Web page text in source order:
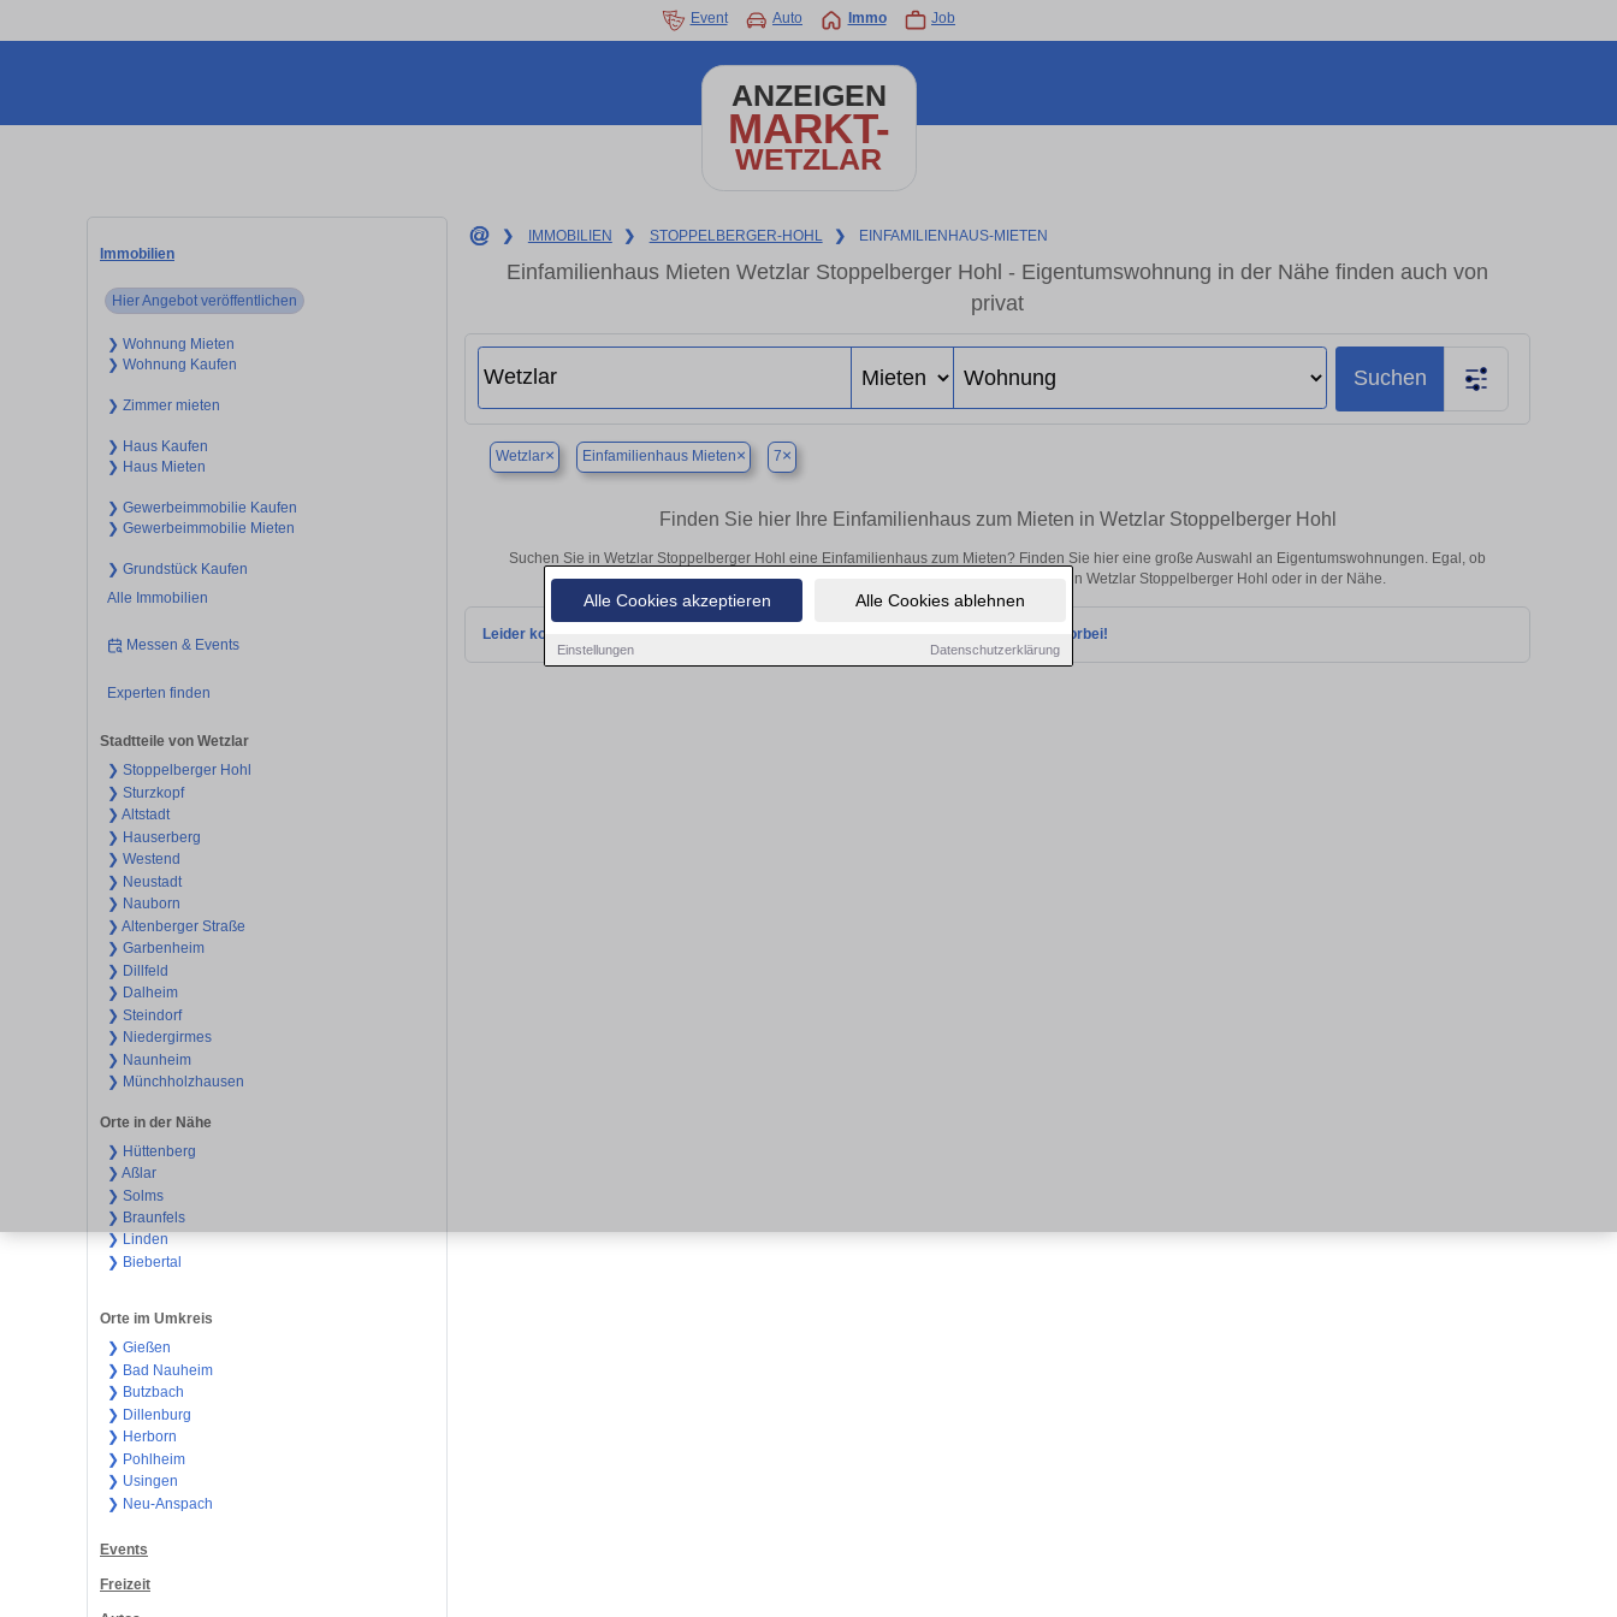
Alle Cookies akzeptieren Alle Cookies ablehnen
Einstellungen Datenschutzerklärung
Event Auto Immo Job
ANZEIGEN
MARKT-
WETZLAR
Immobilien
Hier Angebot veröffentlichen
❯ Wohnung Mieten
❯ Wohnung Kaufen
❯ Zimmer mieten
❯ Haus Kaufen
❯ Haus Mieten
❯ Gewerbeimmobilie Kaufen
❯ Gewerbeimmobilie Mieten
❯ Grundstück Kaufen
Alle Immobilien
Messen & Events
Experten finden
Stadtteile von Wetzlar
❯ Stoppelberger Hohl
❯ Sturzkopf
❯ Altstadt
❯ Hauserberg
❯ Westend
❯ Neustadt
❯ Nauborn
❯ Altenberger Straße
❯ Garbenheim
❯ Dillfeld
❯ Dalheim
❯ Steindorf
❯ Niedergirmes
❯ Naunheim
❯ Münchholzhausen
Orte in der Nähe
❯ Hüttenberg
❯ Aßlar
❯ Solms
❯ Braunfels
❯ Linden
❯ Biebertal
Orte im Umkreis
❯ Gießen
❯ Bad Nauheim
❯ Butzbach
❯ Dillenburg
❯ Herborn
❯ Pohlheim
❯ Usingen
❯ Neu-Anspach
Events
Freizeit
❯ IMMOBILIEN ❯ STOPPELBERGER-HOHL ❯ EINFAMILIENHAUS-MIETEN
Einfamilienhaus Mieten Wetzlar Stoppelberger Hohl - Eigentumswohnung in der Nähe finden auch von
privat
Suchen
Wetzlar× Einfamilienhaus Mieten× 7×
Finden Sie hier Ihre Einfamilienhaus zum Mieten in Wetzlar Stoppelberger Hohl
Suchen Sie in Wetzlar Stoppelberger Hohl eine Einfamilienhaus zum Mieten? Finden Sie hier eine große Auswahl an Eigentumswohnungen. Egal, ob
als Kapitalanlage oder zur Vermietung – hier finden Sie Ihre Immobilie in Wetzlar Stoppelberger Hohl oder in der Nähe.
Leider konnten wir derzeit keine passenden Objekte finden. Schauen Sie bald wieder vorbei!